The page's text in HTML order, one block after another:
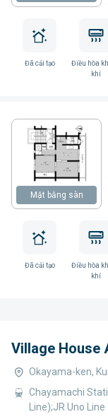
Đã cải tạo
Điều hòa
khí
Mặt bằng sàn
Đã cải tạo
Điều hòa
khí
Village House
Okayama-ken,
Chayamachi
Line);JR Uno